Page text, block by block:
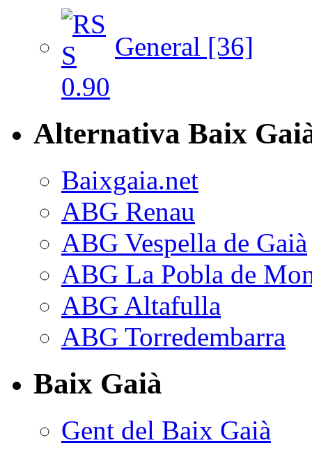
General [36]
Alternativa Baix
Baixgaia.net
ABG Renau
ABG Vespella de Gaià
ABG La Pobla de
ABG Altafulla
ABG Torredembarra
Baix Gaià
Gent del Baix Gaià